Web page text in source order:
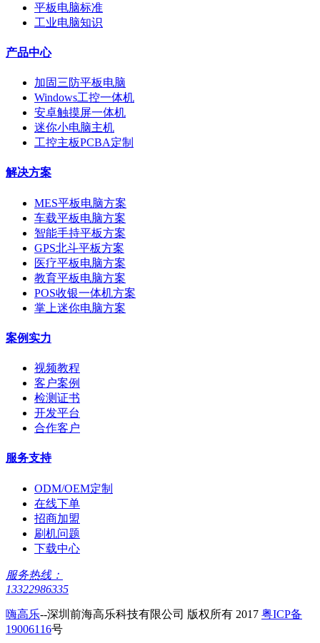
平板电脑标准
工业电脑知识
产品中心
加固三防平板电脑
Windows工控一体机
安卓触摸屏一体机
迷你小电脑主机
工控主板PCBA定制
解决方案
MES平板电脑方案
车载平板电脑方案
智能手持平板方案
GPS北斗平板方案
医疗平板电脑方案
教育平板电脑方案
POS收银一体机方案
掌上迷你电脑方案
案例实力
视频教程
客户案例
检测证书
开发平台
合作客户
服务支持
ODM/OEM定制
在线下单
招商加盟
刷机问题
下载中心
服务热线：
13322986335
嗨高乐--深圳前海高乐科技有限公司 版权所有 2017 粤ICP备
19006116号